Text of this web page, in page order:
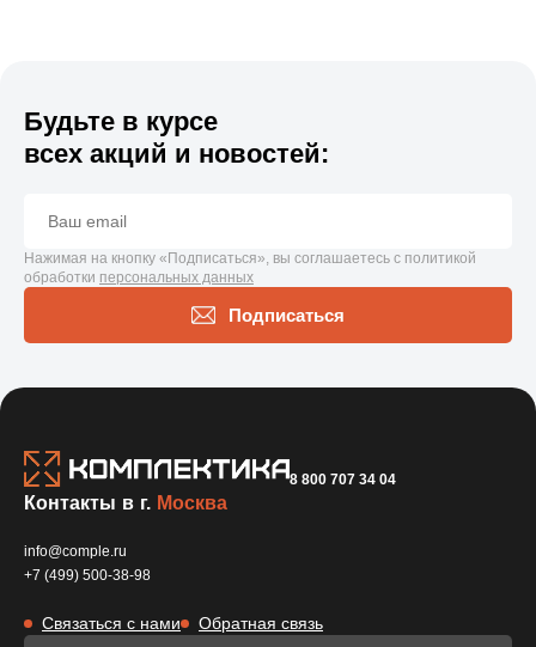
Будьте в курсе
всех акций и новостей:
Нажимая на кнопку «Подписаться», вы соглашаетесь с политикой
обработки персональных данных
Подписаться
8 800 707 34 04
Контакты в г. Москва
info@comple.ru
+7 (499) 500-38-98
Связаться с нами Обратная связь